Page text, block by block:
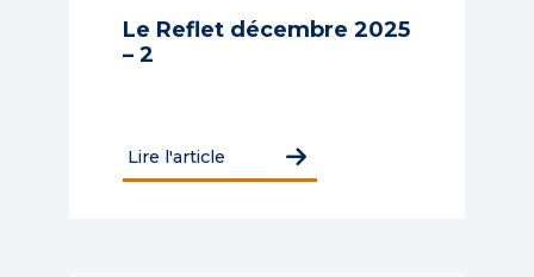
Le Reflet décembre 2025
– 2
Lire l'article